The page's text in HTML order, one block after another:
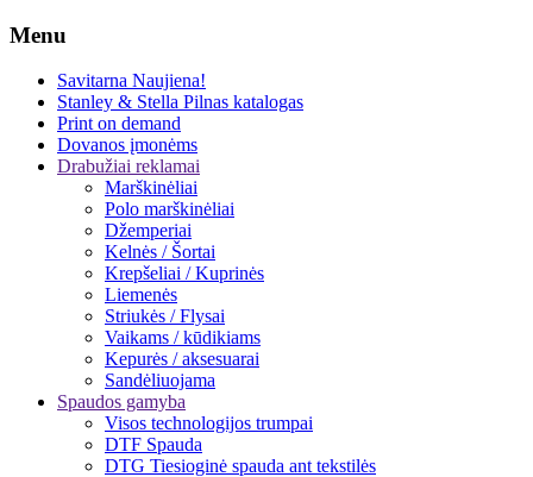
Menu
Savitarna Naujiena!
Stanley & Stella Pilnas katalogas
Print on demand
Dovanos įmonėms
Drabužiai reklamai
Marškinėliai
Polo marškinėliai
Džemperiai
Kelnės / Šortai
Krepšeliai / Kuprinės
Liemenės
Striukės / Flysai
Vaikams / kūdikiams
Kepurės / aksesuarai
Sandėliuojama
Spaudos gamyba
Visos technologijos trumpai
DTF Spauda
DTG Tiesioginė spauda ant tekstilės